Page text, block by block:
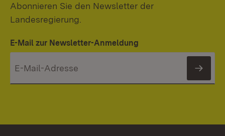
Abonnieren Sie den Newsletter der
Landesregierung.
E-Mail zur Newsletter-Anmeldung